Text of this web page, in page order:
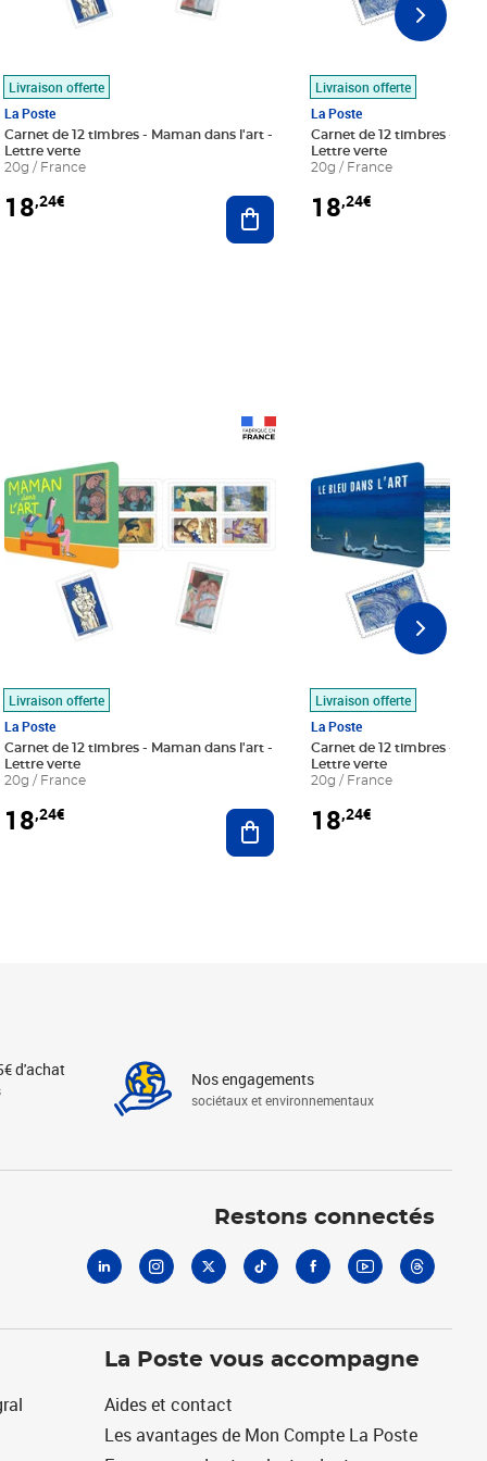
au panier
Livraison offerte
La Poste
Carnet de 12 timbres - Maman dans l'art -
Lettre verte
20g / France
18,24€ Ajouter au panier
Livraison offerte
La Poste
Carnet de 12 timbres - Le
Lettre verte
20g / France
18,24€
au panier
Livraison offerte
La Poste
Carnet de 12 timbres - Maman dans l'art -
Lettre verte
20g / France
18,24€ Ajouter au panier
Livraison offerte
La Poste
Carnet de 12 timbres - Le
Lettre verte
20g / France
18,24€
d'achat Nos engagements
sociétaux et environnementaux
Restons connectés
La Poste vous accompagne
Aides et contact
Les avantages de Mon Compte La Poste